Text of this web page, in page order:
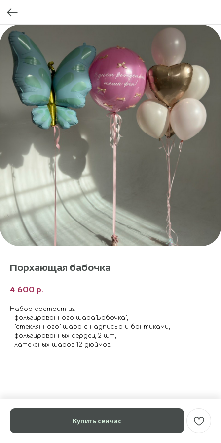
Порхающая бабочка
4 600 р.
Купить сейчас
Набор состоит из:
- фольгированного шара"Бабочка",
- "стеклянного" шара с надписью и бантиками,
- фольгированных сердец 2 шт,
- латексных шаров 12 дюймов.